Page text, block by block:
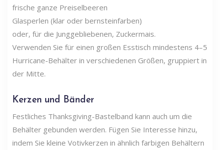
frische ganze Preiselbeeren
Glasperlen (klar oder bernsteinfarben)
oder, für die Junggebliebenen, Zuckermais.
Verwenden Sie für einen großen Esstisch mindestens 4–5
Hurricane-Behälter in verschiedenen Größen, gruppiert in
der Mitte.
Kerzen und Bänder
Festliches Thanksgiving-Bastelband kann auch um die
Behälter gebunden werden. Fügen Sie Interesse hinzu,
indem Sie kleine Votivkerzen in ähnlich farbigen Behältern